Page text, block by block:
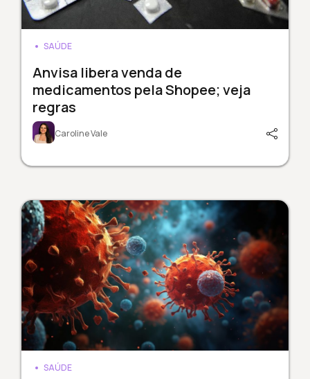
SAÚDE
Anvisa libera venda de
medicamentos pela Shopee; veja
regras
Caroline Vale
SAÚDE